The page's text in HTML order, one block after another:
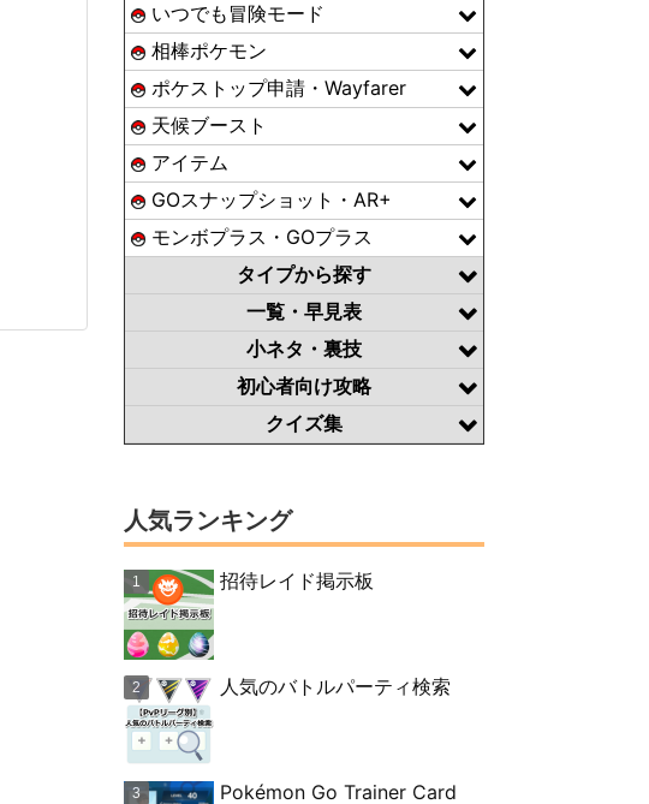
いつでも冒険モード
相棒ポケモン
ポケストップ申請・Wayfarer
天候ブースト
アイテム
GOスナップショット・AR+
モンボプラス・GOプラス
タイプから探す
一覧・早見表
小ネタ・裏技
初心者向け攻略
クイズ集
人気ランキング
招待レイド掲示板
人気のバトルパーティ検索
Pokémon Go Trainer Card